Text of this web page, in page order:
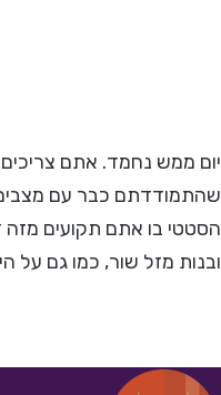
יום ממש נחמד. אתם צריכים
שהתמודדתם כבר עם מצבים
הסטטי בו אתם תקועים מזה
ובנות מזל שור, כמו גם על